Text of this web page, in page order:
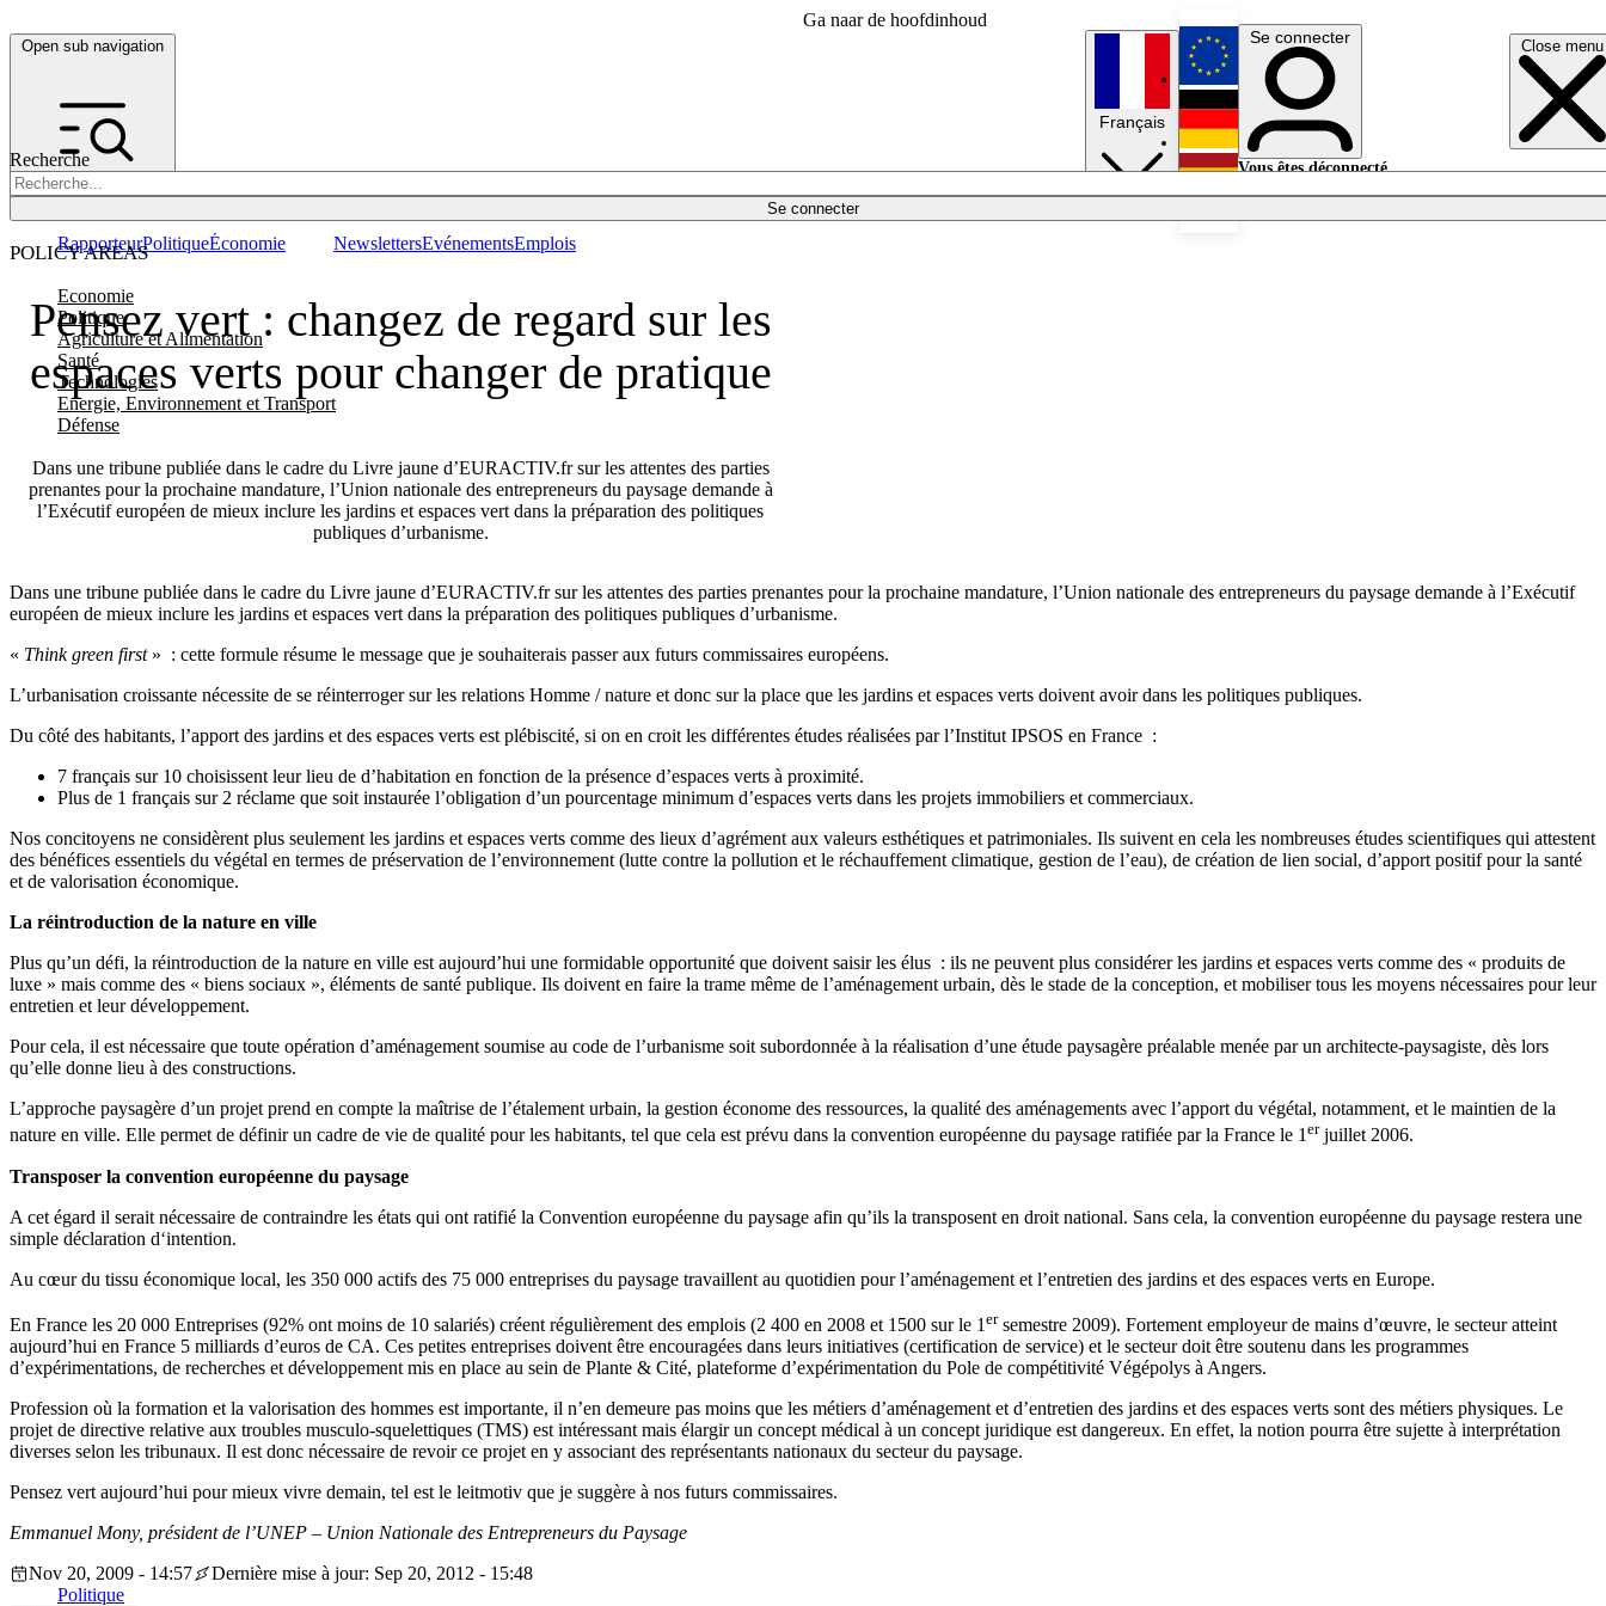
Ga naar de hoofdinhoud
Open sub navigation Close menu
Recherche
Se connecter
POLICY AREAS
Economie
Politique
Agriculture et Alimentation
Santé
Technologies
Energie, Environnement et Transport
Défense
RapporteurPolitiqueÉconomie NewslettersEvénementsEmplois
Français
English
Deutsch
Se connecter
Vous êtes déconnecté.
Pensez vert : changez de regard sur les
espaces verts pour changer de pratique
Dans une tribune publiée dans le cadre du Livre jaune d’EURACTIV.fr sur les attentes des parties
prenantes pour la prochaine mandature, l’Union nationale des entrepreneurs du paysage demande à
l’Exécutif européen de mieux inclure les jardins et espaces vert dans la préparation des politiques
publiques d’urbanisme.
Dans une tribune publiée dans le cadre du Livre jaune d’EURACTIV.fr sur les attentes des parties prenantes pour la prochaine mandature, l’Union nationale des entrepreneurs du paysage demande à l’Exécutif
européen de mieux inclure les jardins et espaces vert dans la préparation des politiques publiques d’urbanisme.
« Think green first» : cette formule résume le message que je souhaiterais passer aux futurs commissaires européens.
L’urbanisation croissante nécessite de se réinterroger sur les relations Homme / nature et donc sur la place que les jardins et espaces verts doivent avoir dans les politiques publiques.
Du côté des habitants, l’apport des jardins et des espaces verts est plébiscité, si on en croit les différentes études réalisées par l’Institut IPSOS en France :
7 français sur 10 choisissent leur lieu de d’habitation en fonction de la présence d’espaces verts à proximité.
Plus de 1 français sur 2 réclame que soit instaurée l’obligation d’un pourcentage minimum d’espaces verts dans les projets immobiliers et commerciaux.
Nos concitoyens ne considèrent plus seulement les jardins et espaces verts comme des lieux d’agrément aux valeurs esthétiques et patrimoniales. Ils suivent en cela les nombreuses études scientifiques qui attestent
des bénéfices essentiels du végétal en termes de préservation de l’environnement (lutte contre la pollution et le réchauffement climatique, gestion de l’eau), de création de lien social, d’apport positif pour la santé
et de valorisation économique.
La réintroduction de la nature en ville
Plus qu’un défi, la réintroduction de la nature en ville est aujourd’hui une formidable opportunité que doivent saisir les élus : ils ne peuvent plus considérer les jardins et espaces verts comme des « produits de
luxe » mais comme des « biens sociaux », éléments de santé publique. Ils doivent en faire la trame même de l’aménagement urbain, dès le stade de la conception, et mobiliser tous les moyens nécessaires pour leur
entretien et leur développement.
Pour cela, il est nécessaire que toute opération d’aménagement soumise au code de l’urbanisme soit subordonnée à la réalisation d’une étude paysagère préalable menée par un architecte-paysagiste, dès lors
qu’elle donne lieu à des constructions.
L’approche paysagère d’un projet prend en compte la maîtrise de l’étalement urbain, la gestion économe des ressources, la qualité des aménagements avec l’apport du végétal, notamment, et le maintien de la
nature en ville. Elle permet de définir un cadre de vie de qualité pour les habitants, tel que cela est prévu dans la convention européenne du paysage ratifiée par la France le 1erjuillet 2006.
Transposer la convention européenne du paysage
A cet égard il serait nécessaire de contraindre les états qui ont ratifié la Convention européenne du paysage afin qu’ils la transposent en droit national. Sans cela, la convention européenne du paysage restera une
simple déclaration d‘intention.
Au cœur du tissu économique local, les 350 000 actifs des 75 000 entreprises du paysage travaillent au quotidien pour l’aménagement et l’entretien des jardins et des espaces verts en Europe.
En France les 20 000 Entreprises (92% ont moins de 10 salariés) créent régulièrement des emplois (2 400 en 2008 et 1500 sur le 1 ersemestre 2009). Fortement employeur de mains d’œuvre, le secteur atteint
aujourd’hui en France 5 milliards d’euros de CA. Ces petites entreprises doivent être encouragées dans leurs initiatives (certification de service) et le secteur doit être soutenu dans les programmes
d’expérimentations, de recherches et développement mis en place au sein de Plante & Cité, plateforme d’expérimentation du Pole de compétitivité Végépolys à Angers.
Profession où la formation et la valorisation des hommes est importante, il n’en demeure pas moins que les métiers d’aménagement et d’entretien des jardins et des espaces verts sont des métiers physiques. Le
projet de directive relative aux troubles musculo-squelettiques (TMS) est intéressant mais élargir un concept médical à un concept juridique est dangereux. En effet, la notion pourra être sujette à interprétation
diverses selon les tribunaux. Il est donc nécessaire de revoir ce projet en y associant des représentants nationaux du secteur du paysage.
Pensez vert aujourd’hui pour mieux vivre demain, tel est le leitmotiv que je suggère à nos futurs commissaires.
Emmanuel Mony, président de l’UNEP – Union Nationale des Entrepreneurs du Paysage
Nov 20, 2009 - 14:57
Dernière mise à jour: Sep 20, 2012 - 15:48
Politique